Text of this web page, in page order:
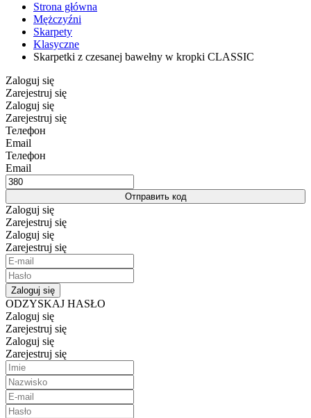
Strona główna
Mężczyźni
Skarpety
Klasyczne
Skarpetki z czesanej bawełny w kropki CLASSIC
Zaloguj się
Zarejestruj się
Zaloguj się
Zarejestruj się
Телефон
Email
Телефон
Email
Отправить код
Zaloguj się
Zarejestruj się
Zaloguj się
Zarejestruj się
Zaloguj się
ODZYSKAJ HASŁO
Zaloguj się
Zarejestruj się
Zaloguj się
Zarejestruj się